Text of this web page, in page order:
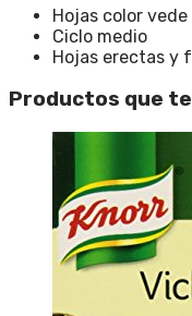
Hojas color
Ciclo medio
Hojas erectas y
Productos que